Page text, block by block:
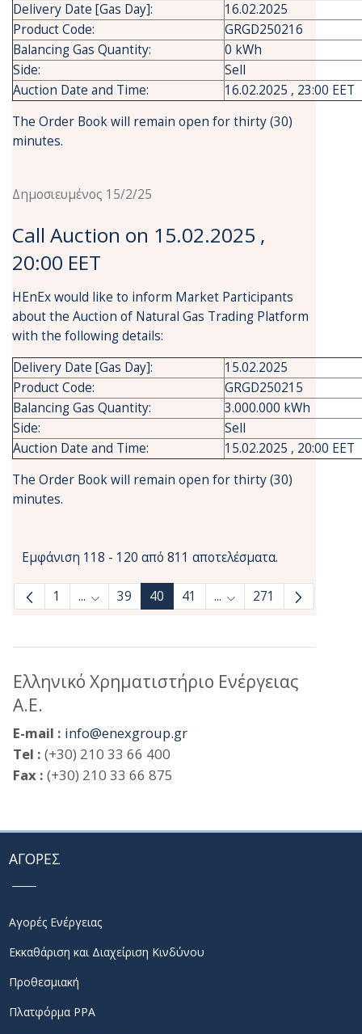
Delivery Date [Gas Day]:
16.02.2025
Product Code:
GRGD250216
Balancing Gas Quantity:
0 kWh
Side:
Sell
Auction Date and Time:
16.02.2025 , 23:00 EET
The Order Book will remain open for thirty (30)
minutes.
Δημοσιευμένος 15/2/25
Call Auction on 15.02.2025 ,
20:00 EET
HEnEx would like to inform Market Participants
about the Auction of Natural Gas Trading Platform
with the following details:
Delivery Date [Gas Day]:
15.02.2025
Product Code:
GRGD250215
Balancing Gas Quantity:
3.000.000 kWh
Side:
Sell
Auction Date and Time:
15.02.2025 , 20:00 EET
The Order Book will remain open for thirty (30)
minutes.
Εμφάνιση 118 - 120 από 811 αποτελέσματα.
1 ... Ενδιάμεσες σελίδες Use TAB to navigate.
39 40 41 ... Ενδιάμεσες σελίδες
271
Ελληνικό Χρηματιστήριο Ενέργειας
Α.Ε.
E-mail : info@enexgroup.gr
Tel : (+30) 210 33 66 400
Fax : (+30) 210 33 66 875
ΑΓΟΡΕΣ
Αγορές Ενέργειας
Εκκαθάριση και Διαχείριση Κινδύνου
Προθεσμιακή
Πλατφόρμα PPA